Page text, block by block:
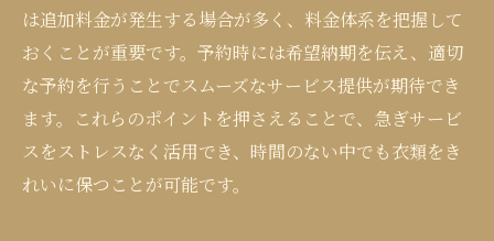
は追加料金が発生する場合が多く、料金体系を把握して
おくことが重要です。予約時には希望納期を伝え、適切
な予約を行うことでスムーズなサービス提供が期待でき
ます。これらのポイントを押さえることで、急ぎサービ
スをストレスなく活用でき、時間のない中でも衣類をき
れいに保つことが可能です。